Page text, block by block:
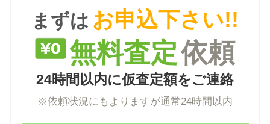
まずは お申込下さい!!
無料査定依頼
24時間以内に仮査定額をご連絡
※依頼状況にもよりますが通常24時間以内